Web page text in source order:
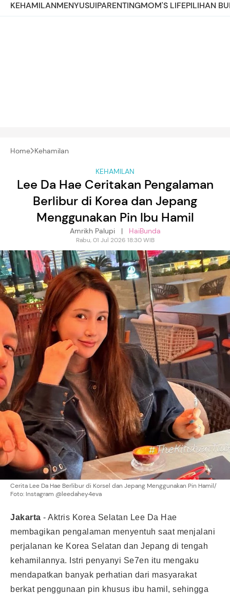
KEHAMILANMENYUSUIPARENTINGMOM'S LIFEPILIHAN
Home Kehamilan
KEHAMILAN
Lee Da Hae Ceritakan Pengalaman
Berlibur di Korea dan Jepang
Menggunakan Pin Ibu Hamil
Amrikh Palupi | HaiBunda
Rabu, 01 Jul 2026 18:30 WIB
Cerita Lee Da Hae Berlibur di Korsel dan Jepang Menggunakan Pin Hamil/
Foto: Instagram @leedahey4eva
Jakarta - Aktris Korea Selatan Lee Da Hae
membagikan pengalaman menyentuh saat menjalani
perjalanan ke Korea Selatan dan Jepang di tengah
kehamilannya. Istri penyanyi Se7en itu mengaku
mendapatkan banyak perhatian dari masyarakat
berkat penggunaan pin khusus ibu hamil, sehingga